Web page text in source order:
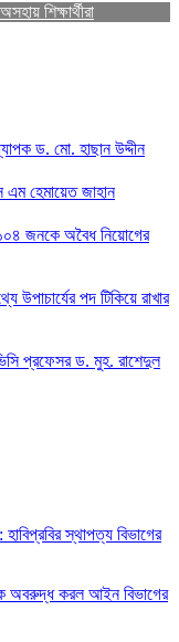
শিক্ষার্থীরা
ড. মো. হাছান উদ্দীন
হেমায়েত জাহান
১০৪ জনকে অবৈধ নিয়োগের
উপাচার্যের পদ টিকিয়ে রাখার
প্রফেসর ড. মুহ. রাশেদুল
স্থাপত্য বিভাগের
অবরুদ্ধ করল আইন বিভাগের